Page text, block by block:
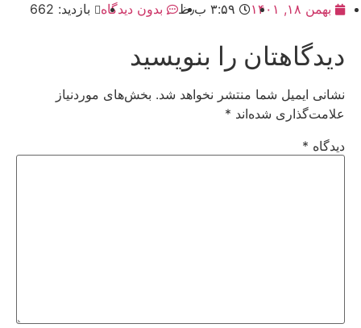
بهمن ۱۸, ۱۴۰۱ ۳:۵۹ ب٫ظ بدون دیدگاه بازدید: 662
دیدگاهتان را بنویسید
نشانی ایمیل شما منتشر نخواهد شد. بخش‌های موردنیاز
علامت‌گذاری شده‌اند *
دیدگاه *